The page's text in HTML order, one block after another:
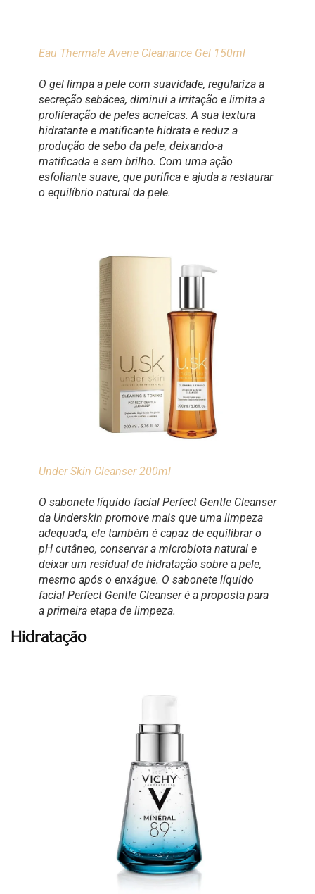
Eau Thermale Avene Cleanance Gel 150ml
O gel limpa a pele com suavidade, regulariza a
secreção sebácea, diminui a irritação e limita a
proliferação de peles acneicas. A sua textura
hidratante e matificante hidrata e reduz a
produção de sebo da pele, deixando-a
matificada e sem brilho. Com uma ação
esfoliante suave, que purifica e ajuda a restaurar
o equilíbrio natural da pele.
Under Skin Cleanser 200ml
O sabonete líquido facial Perfect Gentle Cleanser
da Underskin promove mais que uma limpeza
adequada, ele também é capaz de equilibrar o
pH cutâneo, conservar a microbiota natural e
deixar um residual de hidratação sobre a pele,
mesmo após o enxágue. O sabonete líquido
facial Perfect Gentle Cleanser é a proposta para
a primeira etapa de limpeza.
Hidratação